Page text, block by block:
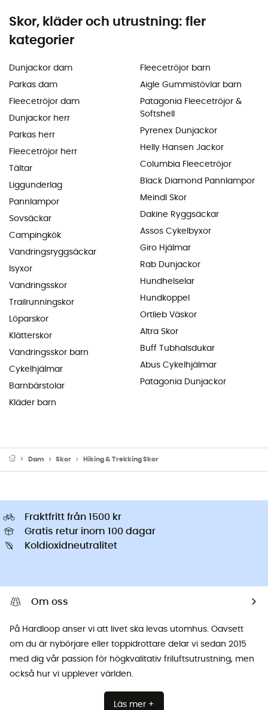
Skor, kläder och utrustning: fler
kategorier
Dunjackor dam
Parkas dam
Fleecetröjor dam
Dunjackor herr
Parkas herr
Fleecetröjor herr
Tältar
Liggunderlag
Pannlampor
Sovsäckar
Campingkök
Vandringsryggsäckar
Isyxor
Vandringsskor
Trailrunningskor
Löparskor
Klätterskor
Vandringsskor barn
Cykelhjälmar
Barnbärstolar
Kläder barn
Fleecetröjor barn
Aigle Gummistövlar barn
Patagonia Fleecetröjor &
Softshell
Pyrenex Dunjackor
Helly Hansen Jackor
Columbia Fleecetröjor
Black Diamond Pannlampor
Meindl Skor
Dakine Ryggsäckar
Assos Cykelbyxor
Giro Hjälmar
Rab Dunjackor
Hundhelselar
Hundkoppel
Ortlieb Väskor
Altra Skor
Buff Tubhalsdukar
Abus Cykelhjälmar
Patagonia Dunjackor
Dam Skor Hiking & Trekking Skor
Fraktfritt från 1500 kr
Gratis retur inom 100 dagar
Koldioxidneutralitet
Om oss
På Hardloop anser vi att livet ska levas utomhus. Oavsett
om du är nybörjare eller toppidrottare delar vi sedan 2015
med dig vår passion för högkvalitativ friluftsutrustning, men
också hur vi upplever världen.
Läs mer +